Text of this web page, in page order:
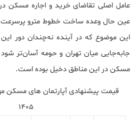
عامل اصلی تقاضای خرید و اجاره
عین حال وعده ساخت خطوط مترو پرسرعت
این موضوع که در آینده نه‌چندان دور
جابه‌جایی میان تهران و حومه آسان‌تر شود
مسکن در این مناطق دخیل بوده است.
قیمت پیشنهادی آپارتمان های مسکن
1405